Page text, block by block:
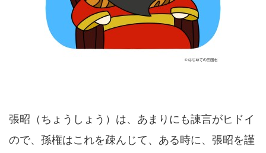
張昭（ちょうしょう）は、あまりにも諫言がヒドイ
ので、孫権はこれを疎んじて、ある時に、張昭を謹